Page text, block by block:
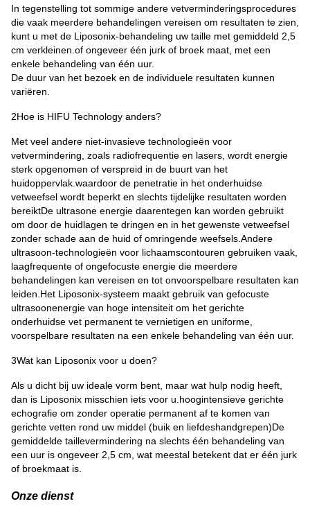
In tegenstelling tot sommige andere vetverminderingsprocedures
die vaak meerdere behandelingen vereisen om resultaten te zien,
kunt u met de Liposonix-behandeling uw taille met gemiddeld 2,5
cm verkleinen.of ongeveer één jurk of broek maat, met een
enkele behandeling van één uur.
De duur van het bezoek en de individuele resultaten kunnen
variëren.
2Hoe is HIFU Technology anders?
Met veel andere niet-invasieve technologieën voor
vetvermindering, zoals radiofrequentie en lasers, wordt energie
sterk opgenomen of verspreid in de buurt van het
huidoppervlak.waardoor de penetratie in het onderhuidse
vetweefsel wordt beperkt en slechts tijdelijke resultaten worden
bereiktDe ultrasone energie daarentegen kan worden gebruikt
om door de huidlagen te dringen en in het gewenste vetweefsel
zonder schade aan de huid of omringende weefsels.Andere
ultrasoon-technologieën voor lichaamscontouren gebruiken vaak,
laagfrequente of ongefocuste energie die meerdere
behandelingen kan vereisen en tot onvoorspelbare resultaten kan
leiden.Het Liposonix-systeem maakt gebruik van gefocuste
ultrasoonenergie van hoge intensiteit om het gerichte
onderhuidse vet permanent te vernietigen en uniforme,
voorspelbare resultaten na een enkele behandeling van één uur.
3Wat kan Liposonix voor u doen?
Als u dicht bij uw ideale vorm bent, maar wat hulp nodig heeft,
dan is Liposonix misschien iets voor u.hoogintensieve gerichte
echografie om zonder operatie permanent af te komen van
gerichte vetten rond uw middel (buik en liefdeshandgrepen)De
gemiddelde taillevermindering na slechts één behandeling van
een uur is ongeveer 2,5 cm, wat meestal betekent dat er één jurk
of broekmaat is.
Onze dienst